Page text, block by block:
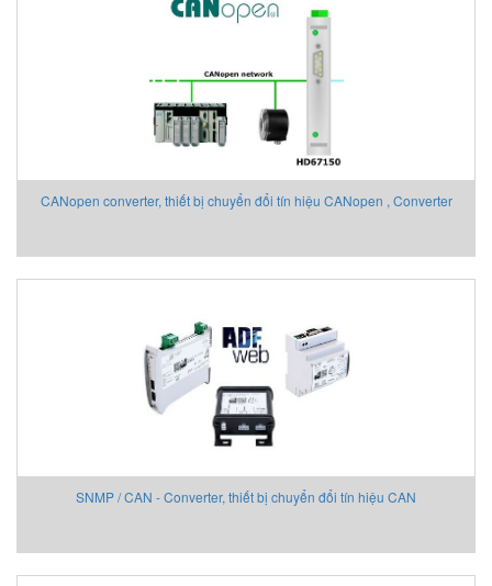
CANopen converter, thiết bị chuyển đổi tín hiệu CANopen , Converter
SNMP / CAN - Converter, thiết bị chuyển đổi tín hiệu CAN